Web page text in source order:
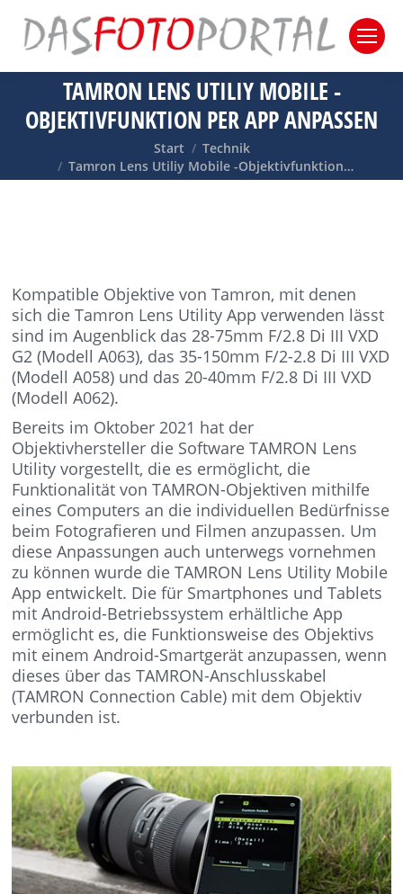
TAMRON LENS UTILIY MOBILE -
OBJEKTIVFUNKTION PER APP ANPASSEN
Sie befinden sich hier:
Start
Technik
Tamron Lens Utiliy Mobile -Objektivfunktion…
Kompatible Objektive von Tamron, mit denen
sich die Tamron Lens Utility App verwenden lässt
sind im Augenblick das 28-75mm F/2.8 Di III VXD
G2 (Modell A063), das 35-150mm F/2-2.8 Di III VXD
(Modell A058) und das 20-40mm F/2.8 Di III VXD
(Modell A062).
Bereits im Oktober 2021 hat der
Objektivhersteller die Software TAMRON Lens
Utility vorgestellt, die es ermöglicht, die
Funktionalität von TAMRON-Objektiven mithilfe
eines Computers an die individuellen Bedürfnisse
beim Fotografieren und Filmen anzupassen. Um
diese Anpassungen auch unterwegs vornehmen
zu können wurde die TAMRON Lens Utility Mobile
App entwickelt. Die für Smartphones und Tablets
mit Android-Betriebssystem erhältliche App
ermöglicht es, die Funktionsweise des Objektivs
mit einem Android-Smartgerät anzupassen, wenn
dieses über das TAMRON-Anschlusskabel
(TAMRON Connection Cable) mit dem Objektiv
verbunden ist.